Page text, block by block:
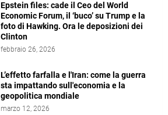
Epstein files: cade il Ceo del World
Economic Forum, il ‘buco’ su Trump e la
foto di Hawking. Ora le deposizioni dei
Clinton
febbraio 26, 2026
L’effetto farfalla e l'Iran: come la guerra
sta impattando sull'economia e la
geopolitica mondiale
marzo 12, 2026